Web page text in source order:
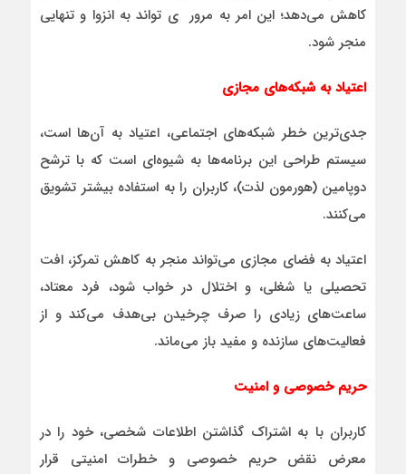
کاهش می‌دهد؛ این امر به مرور ی تواند به انزوا و تنهایی
منجر ‌شود.
اعتیاد به شبکه‌های مجازی
جدی‌ترین خطر شبکه‌های اجتماعی، اعتیاد به آن‌ها است،
سیستم طراحی این برنامه‌ها به شیوه‌ای است که با ترشح
دوپامین (هورمون لذت)، کاربران را به استفاده بیشتر تشویق
می‌کنند.
اعتیاد به فضای مجازی می‌تواند منجر به کاهش تمرکز، افت
تحصیلی یا شغلی، و اختلال در خواب شود، فرد معتاد،
ساعت‌های زیادی را صرف چرخیدن بی‌هدف می‌کند و از
فعالیت‌های سازنده و مفید باز می‌ماند.
حریم خصوصی و امنیت
کاربران با به اشتراک گذاشتن اطلاعات شخصی، خود را در
معرض نقض حریم خصوصی و خطرات امنیتی قرار